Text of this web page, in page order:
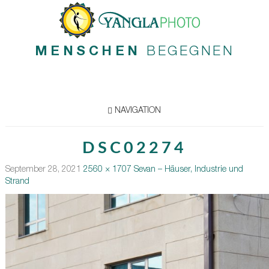
MENSCHEN BEGEGNEN
NAVIGATION
DSC02274
September 28, 2021 2560 × 1707 Sevan – Häuser, Industrie und
Strand